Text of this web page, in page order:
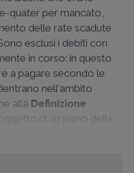
quater per mancato,
delle rate scadute
esclusi i debiti con
in corso: in questo
a pagare secondo le
nell'ambito
alla Definizione
di un piano della